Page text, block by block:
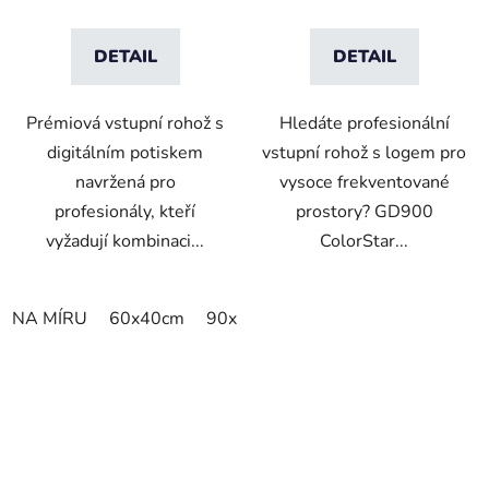
DETAIL
Prémiová vstupní rohož s
digitálním potiskem
navržená pro
profesionály, kteří
vyžadují kombinaci...
NA MÍRU 60x40cm 90x60cm
DETAIL
Hledáte profesionální
vstupní rohož s logem pro
vysoce frekventované
prostory? GD900
ColorStar...